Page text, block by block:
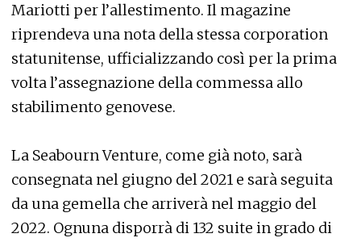
Mariotti per l’allestimento. Il magazine
riprendeva una nota della stessa corporation
statunitense, ufficializzando così per la prima
volta l’assegnazione della commessa allo
stabilimento genovese.
La Seabourn Venture, come già noto, sarà
consegnata nel giugno del 2021 e sarà seguita
da una gemella che arriverà nel maggio del
2022. Ognuna disporrà di 132 suite in grado di